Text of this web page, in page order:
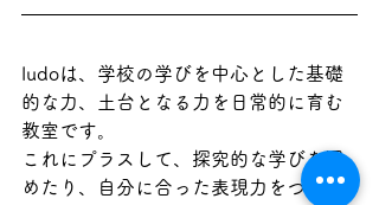
ludoは、学校の学びを中心とした基礎
的な力、土台となる力を日常的に育む
教室です。
これにプラスして、探究的な学びを深
めたり、自分に合った表現力をつけた